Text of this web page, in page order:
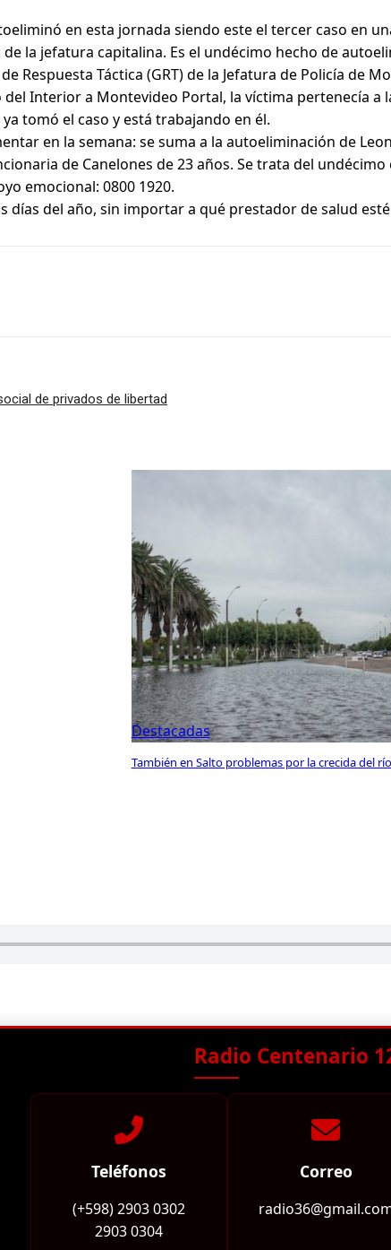
en esta jornada siendo este el tercer caso en
la jefatura capitalina. Es el undécimo hecho de
Respuesta Táctica (GRT) de la Jefatura de Policía de
Interior a Montevideo Portal, la víctima pertenecía a
tomó el caso y está trabajando en él.
en la semana: se suma a la autoeliminación de
de Canelones de 23 años. Se trata del
emocional: 0800 1920.
días del año, sin importar a qué prestador de salud
de privados de libertad
Destacadas
También en Salto problemas por la crecida del
Radio Centenario
Teléfonos
(+598) 2903 0302
2903 0304
Correo